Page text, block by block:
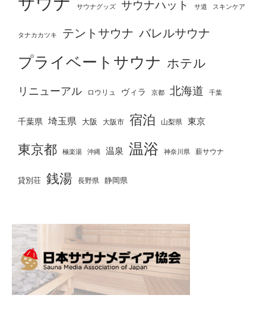
サウナグッズ サウナハット サ道 スキンケア
タナカカツキ テントサウナ バレルサウナ
プライベートサウナ ホテル
リニューアル ロウリュ ヴィラ 京都 北海道 千葉
千葉県 埼玉県 大阪 大阪市 宿泊 山梨県 東京
東京都 極楽湯 沖縄 温泉 温浴 神奈川県 薪サウナ
貸別荘 銭湯 長野県 静岡県